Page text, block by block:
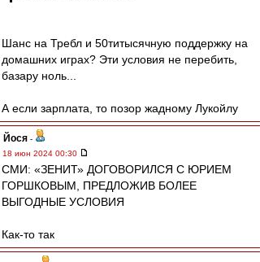
Шанс на Требл и 50титысячную поддержку на
домашних играх? Эти условия не перебить,
базару ноль...
А если зарплата, то позор жадному Лукойлу
Йося -
18 июн 2024 00:30
СМИ: «ЗЕНИТ» ДОГОВОРИЛСЯ С ЮРИЕМ
ГОРШКОВЫМ, ПРЕДЛОЖИВ БОЛЕЕ
ВЫГОДНЫЕ УСЛОВИЯ
Как-то так